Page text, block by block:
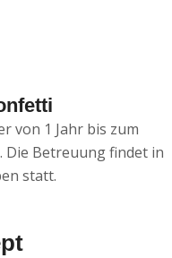
von 1 Jahr bis zum
Betreuung findet in
statt.